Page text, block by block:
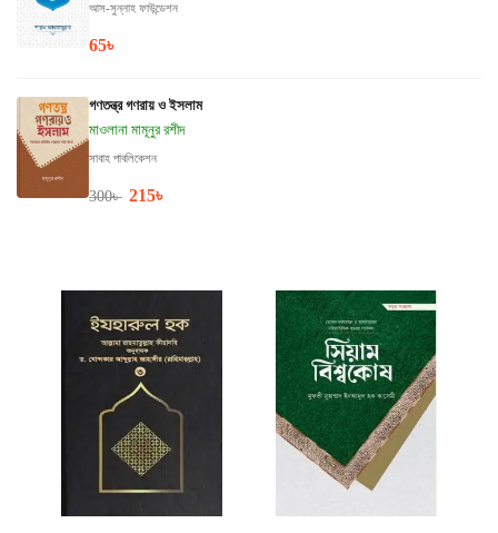
আস-সুন্নাহ ফাউন্ডেশন
65৳
গণতন্ত্র গণরায় ও ইসলাম
মাওলানা মামূনুর রশীদ
সাবাহ পাবলিকেশন
300৳ 215৳